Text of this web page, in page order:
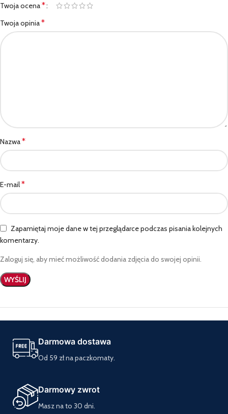
Twoja ocena*
Twoja opinia*
Nazwa*
E-mail*
Zapamiętaj moje dane w tej przeglądarce podczas pisania kolejnych
komentarzy.
Zaloguj się, aby mieć możliwość dodania zdjęcia do swojej opinii.
Darmowa dostawa
Od 59 zł na paczkomaty.
Darmowy zwrot
Masz na to 30 dni.